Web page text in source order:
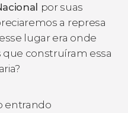
por suas
a represa
lugar era onde
construíram essa
entrando